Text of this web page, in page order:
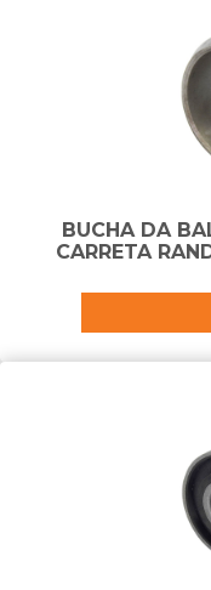
BUCHA DA
CARRETA